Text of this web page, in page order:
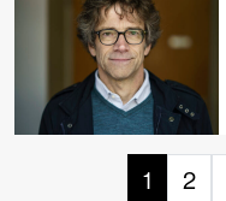
1 2